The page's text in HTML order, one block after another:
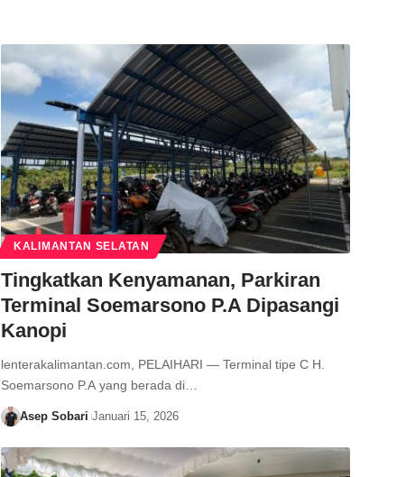
KALIMANTAN SELATAN
Tingkatkan Kenyamanan, Parkiran
Terminal Soemarsono P.A Dipasangi
Kanopi
lenterakalimantan.com, PELAIHARI — Terminal tipe C H.
Soemarsono P.A yang berada di…
Asep Sobari Januari 15, 2026